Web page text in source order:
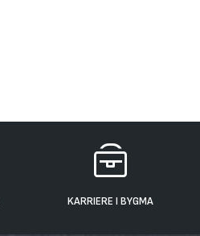
KARRIERE I BYGMA